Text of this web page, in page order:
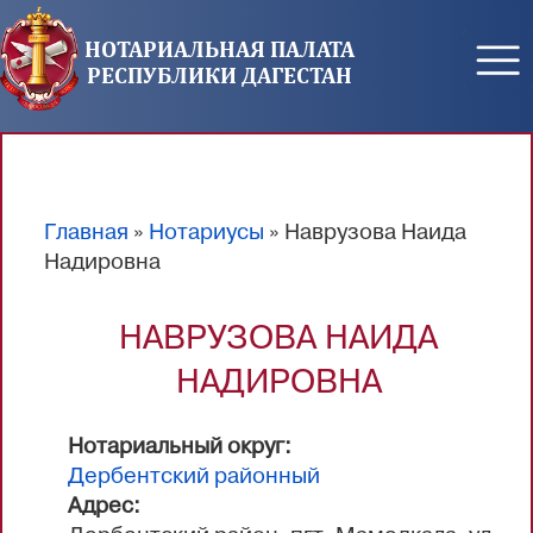
Перейти к основному содержанию
НОТАРИАЛЬНАЯ ПАЛАТА
РЕСПУБЛИКИ ДАГЕСТАН
Вы здесь
Главная » Нотариусы » Наврузова Наида
Надировна
НАВРУЗОВА НАИДА
НАДИРОВНА
Нотариальный округ:
Дербентский районный
Адрес: